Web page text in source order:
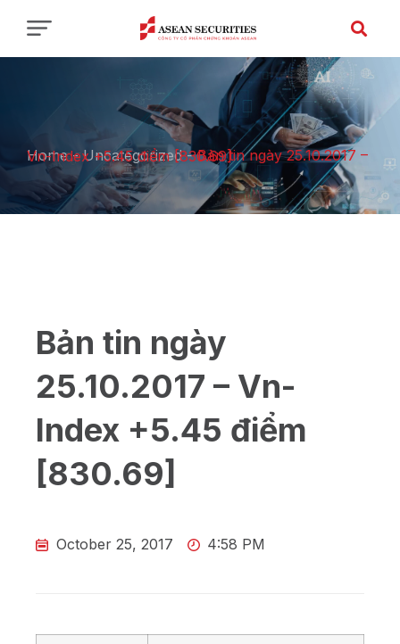
Home-Uncategorized-
Bản tin ngày 25.10.2017 – Vn-Index +5.45 điểm [830.69]
Bản tin ngày
25.10.2017 – Vn-
Index +5.45 điểm
[830.69]
October 25, 2017 4:58 PM